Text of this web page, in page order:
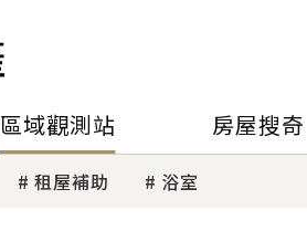
區域觀測站 房屋搜奇
租屋補助 浴室